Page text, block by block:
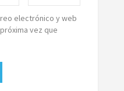
electrónico y web
vez que